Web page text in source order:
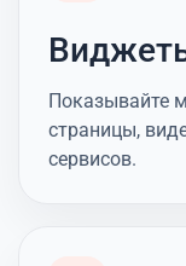
Показывайте
страницы,
сервисов.